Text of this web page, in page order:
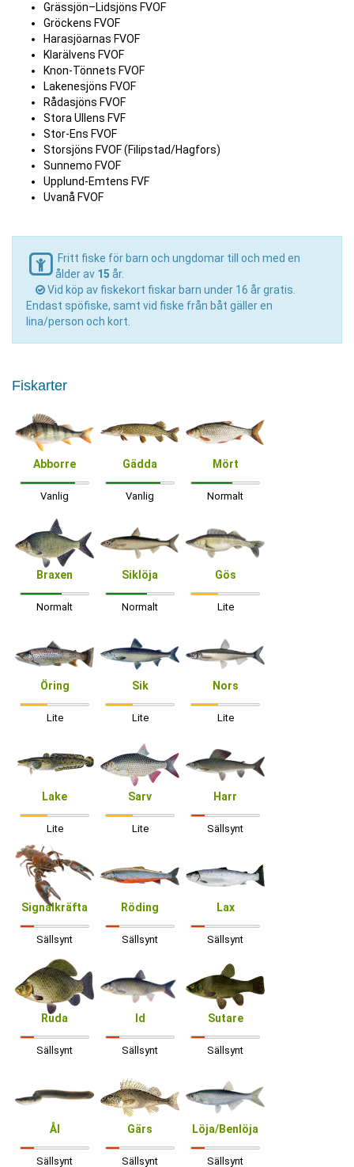
Grässjön–Lidsjöns FVOF
Gröckens FVOF
Harasjöarnas FVOF
Klarälvens FVOF
Knon-Tönnets FVOF
Lakenesjöns FVOF
Rådasjöns FVOF
Stora Ullens FVF
Stor-Ens FVOF
Storsjöns FVOF (Filipstad/Hagfors)
Sunnemo FVOF
Upplund-Emtens FVF
Uvanå FVOF
Fritt fiske för barn och ungdomar till och med en
ålder av 15 år.
Vid köp av fiskekort fiskar barn under 16 år gratis.
Endast spöfiske, samt vid fiske från båt gäller en
lina/person och kort.
Fiskarter
Abborre
Vanlig
Gädda
Vanlig
Mört
Normalt
Braxen
Normalt
Siklöja
Normalt
Gös
Lite
Öring
Lite
Sik
Lite
Nors
Lite
Lake
Lite
Sarv
Lite
Harr
Sällsynt
Signalkräfta
Sällsynt
Röding
Sällsynt
Lax
Sällsynt
Ruda
Sällsynt
Id
Sällsynt
Sutare
Sällsynt
Ål
Sällsynt
Gärs
Sällsynt
Löja/Benlöja
Sällsynt